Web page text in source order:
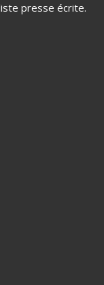
presse écrite.